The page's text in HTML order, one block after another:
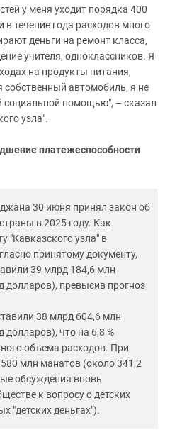
у меня уходит порядка 400
течение года расходов много
деньги на ремонт класса,
учителя, одноклассников. Я
на продукты питания,
собственный автомобиль, я не
социальной помощью", – сказал
узла".
платежеспособности
30 июня принял закон об
в 2025 году. Как
"Кавказского узла" в
принятому документу,
39 млрд 184,6 млн
долларов), превысив прогноз
38 млрд 604,6 млн
что на 6,8 %
объема расходов. При
млн манатов (около 341,2
обсуждения вновь
к вопросу о детских
"детских деньгах").